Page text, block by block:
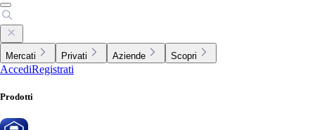
Mercati Privati Aziende Scopri
AccediRegistrati
Prodotti